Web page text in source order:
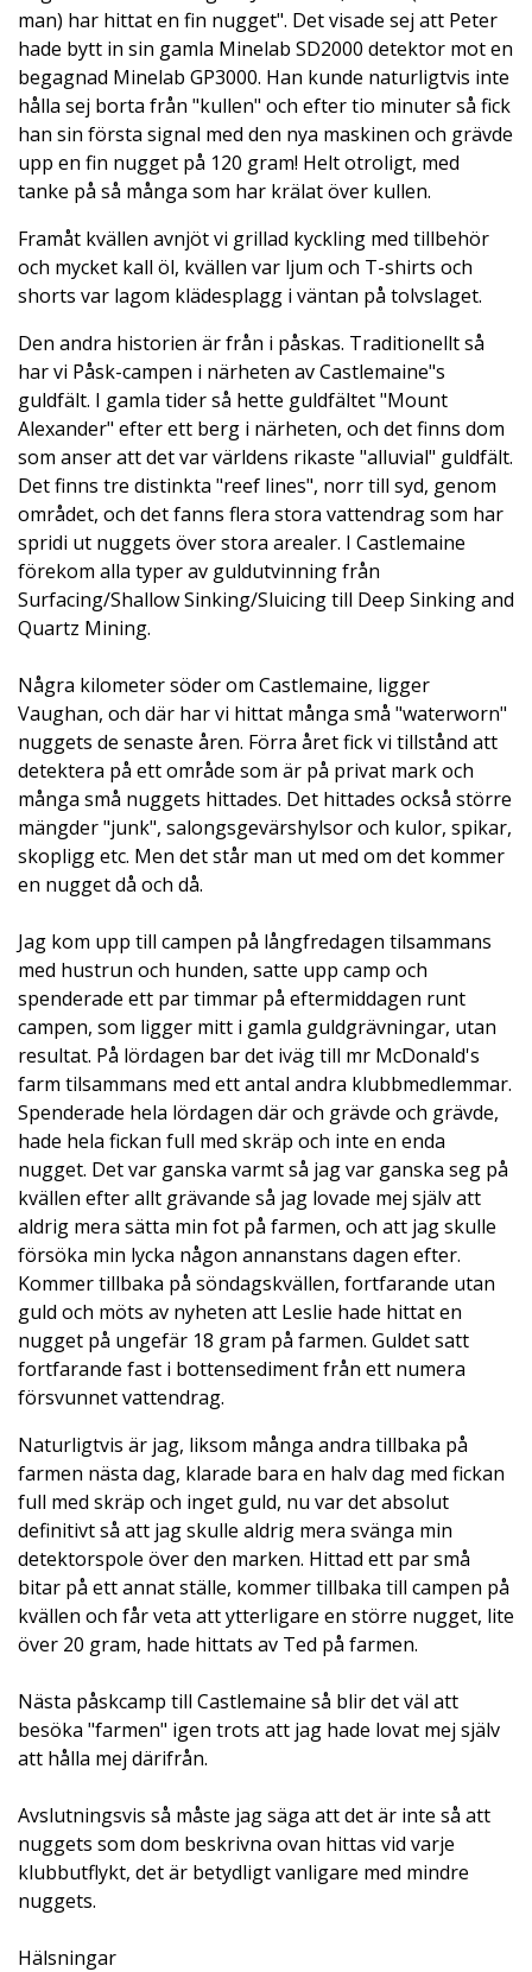
man) har hittat en fin nugget". Det visade sej att Peter
hade bytt in sin gamla Minelab SD2000 detektor mot en
begagnad Minelab GP3000. Han kunde naturligtvis inte
hålla sej borta från "kullen" och efter tio minuter så fick
han sin första signal med den nya maskinen och grävde
upp en fin nugget på 120 gram! Helt otroligt, med
tanke på så många som har krälat över kullen.
Framåt kvällen avnjöt vi grillad kyckling med tillbehör
och mycket kall öl, kvällen var ljum och T-shirts och
shorts var lagom klädesplagg i väntan på tolvslaget.
Den andra historien är från i påskas. Traditionellt så
har vi Påsk-campen i närheten av Castlemaine"s
guldfält. I gamla tider så hette guldfältet "Mount
Alexander" efter ett berg i närheten, och det finns dom
som anser att det var världens rikaste "alluvial" guldfält.
Det finns tre distinkta "reef lines", norr till syd, genom
området, och det fanns flera stora vattendrag som har
spridi ut nuggets över stora arealer. I Castlemaine
förekom alla typer av guldutvinning från
Surfacing/Shallow Sinking/Sluicing till Deep Sinking and
Quartz Mining.
Några kilometer söder om Castlemaine, ligger
Vaughan, och där har vi hittat många små "waterworn"
nuggets de senaste åren. Förra året fick vi tillstånd att
detektera på ett område som är på privat mark och
många små nuggets hittades. Det hittades också större
mängder "junk", salongsgevärshylsor och kulor, spikar,
skopligg etc. Men det står man ut med om det kommer
en nugget då och då.
Jag kom upp till campen på långfredagen tilsammans
med hustrun och hunden, satte upp camp och
spenderade ett par timmar på eftermiddagen runt
campen, som ligger mitt i gamla guldgrävningar, utan
resultat. På lördagen bar det iväg till mr McDonald's
farm tilsammans med ett antal andra klubbmedlemmar.
Spenderade hela lördagen där och grävde och grävde,
hade hela fickan full med skräp och inte en enda
nugget. Det var ganska varmt så jag var ganska seg på
kvällen efter allt grävande så jag lovade mej själv att
aldrig mera sätta min fot på farmen, och att jag skulle
försöka min lycka någon annanstans dagen efter.
Kommer tillbaka på söndagskvällen, fortfarande utan
guld och möts av nyheten att Leslie hade hittat en
nugget på ungefär 18 gram på farmen. Guldet satt
fortfarande fast i bottensediment från ett numera
försvunnet vattendrag.
Naturligtvis är jag, liksom många andra tillbaka på
farmen nästa dag, klarade bara en halv dag med fickan
full med skräp och inget guld, nu var det absolut
definitivt så att jag skulle aldrig mera svänga min
detektorspole över den marken. Hittad ett par små
bitar på ett annat ställe, kommer tillbaka till campen på
kvällen och får veta att ytterligare en större nugget, lite
över 20 gram, hade hittats av Ted på farmen.
Nästa påskcamp till Castlemaine så blir det väl att
besöka "farmen" igen trots att jag hade lovat mej själv
att hålla mej därifrån.
Avslutningsvis så måste jag säga att det är inte så att
nuggets som dom beskrivna ovan hittas vid varje
klubbutflykt, det är betydligt vanligare med mindre
nuggets.
Hälsningar